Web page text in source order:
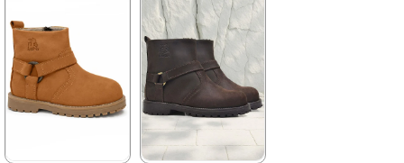
3.519,90 ₺
%42İndirim
Ücretsiz
Kargo
2.699,90 ₺
4.629,90 ₺
%42İndirim
Ücretsiz
Kargo